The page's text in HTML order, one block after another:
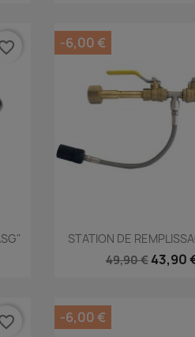
 Aperçu
STATION DE
49,90 € 43,90
-6,00 €
-6,00 €